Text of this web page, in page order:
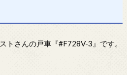
トさんの戸車『#F728V-3』です。